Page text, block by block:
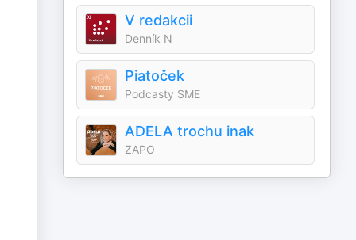
V redakcii
Denník N
Piatoček
Podcasty SME
ADELA trochu inak
ZAPO